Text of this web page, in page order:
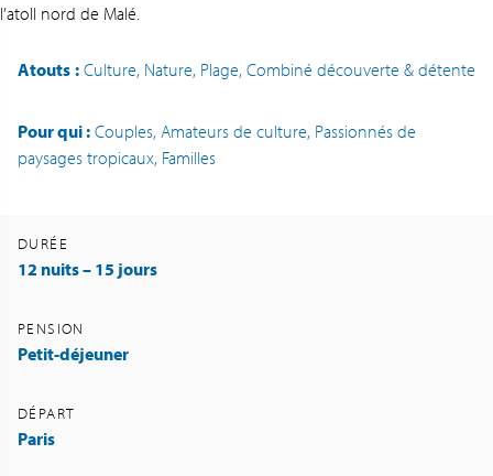
l’atoll nord de Malé.
Atouts : Culture, Nature, Plage, Combiné découverte & détente
Pour qui : Couples, Amateurs de culture, Passionnés de
paysages tropicaux, Familles
DURÉE
12 nuits – 15 jours
PENSION
Petit-déjeuner
DÉPART
Paris